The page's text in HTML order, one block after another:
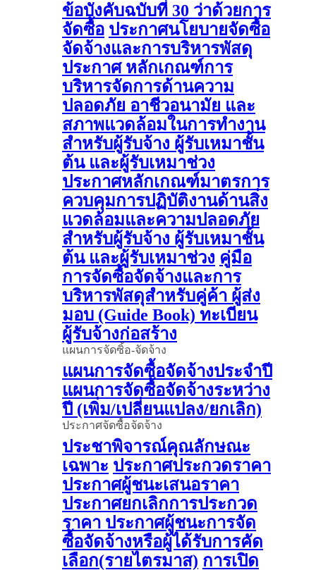
ข้อบังคับฉบับที่ 30 ว่าด้วยการ
จัดซื้อ ประกาศนโยบายจัดซื้อ
จัดจ้างและการบริหารพัสดุ
ประกาศ หลักเกณฑ์การ
บริหารจัดการด้านความ
ปลอดภัย อาชีวอนามัย และ
สภาพแวดล้อมในการทำงาน
สำหรับผู้รับจ้าง ผู้รับเหมาชั้น
ต้น และผู้รับเหมาช่วง
ประกาศหลักเกณฑ์มาตรการ
ควบคุมการปฏิบัติงานด้านสิ่ง
แวดล้อมและความปลอดภัย
สำหรับผู้รับจ้าง ผู้รับเหมาชั้น
ต้น และผู้รับเหมาช่วง คู่มือ
การจัดซื้อจัดจ้างและการ
บริหารพัสดุสำหรับคู่ค้า ผู้ส่ง
มอบ (Guide Book) ทะเบียน
ผู้รับจ้างก่อสร้าง
แผนการจัดซิ้อ-จัดจ้าง
แผนการจัดซื้อจัดจ้างประจำปี
แผนการจัดซื้อจัดจ้างระหว่าง
ปี (เพิ่ม/เปลี่ยนแปลง/ยกเลิก)
ประกาศจัดซื้อจัดจ้าง
ประชาพิจารณ์คุณลักษณะ
เฉพาะ ประกาศประกวดราคา
ประกาศผู้ชนะเสนอราคา
ประกาศยกเลิกการประกวด
ราคา ประกาศผู้ชนะการจัด
ซื้อจัดจ้างหรือผู้ได้รับการคัด
เลือก(รายไตรมาส) การเปิด